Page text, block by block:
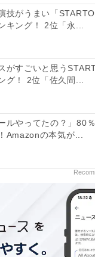
服を脱がさないで
さないで』が2位に
一世を風靡したア
」の記念すべきデ
こともあり、おニャ
になりました。回
りました。
なので今でも口ずさ
技がうまい「
キング！ 2位「永...
がすごいと思う
グ！ 2位「佐久間...
ルやってたの？」80
Amazonの本気が...